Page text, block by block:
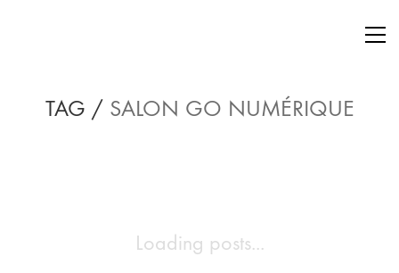
TAG / SALON GO NUMÉRIQUE
Loading posts...